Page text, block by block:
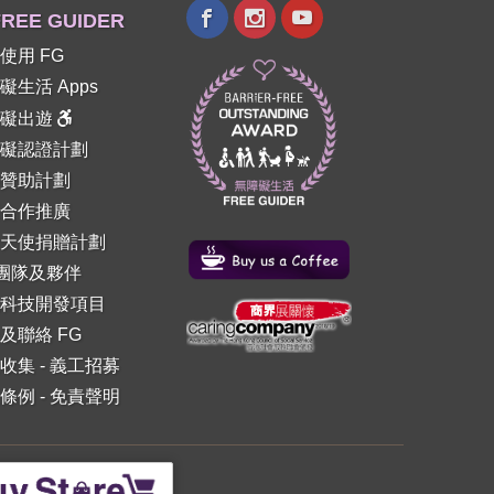
GUIDER
用 FG
生活 Apps
出遊
認證計劃
助計劃
作推廣
使捐贈計劃
隊及夥伴
技開發項目
聯絡 FG
集- 義工招募
例 - 免責聲明